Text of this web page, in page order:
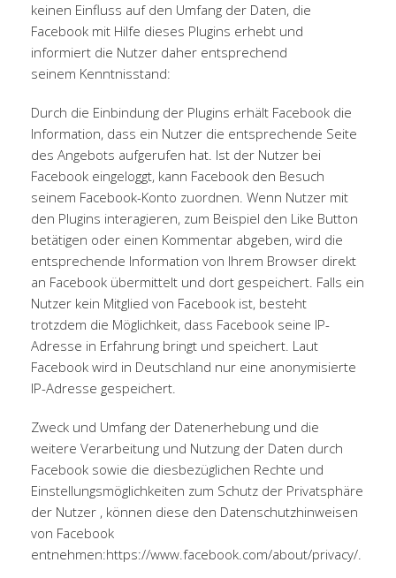
keinen Einfluss auf den Umfang der Daten, die
Facebook mit Hilfe dieses Plugins erhebt und
informiert die Nutzer daher entsprechend
seinem Kenntnisstand:
Durch die Einbindung der Plugins erhält Facebook die
Information, dass ein Nutzer die entsprechende Seite
des Angebots aufgerufen hat. Ist der Nutzer bei
Facebook eingeloggt, kann Facebook den Besuch
seinem Facebook-Konto zuordnen. Wenn Nutzer mit
den Plugins interagieren, zum Beispiel den Like Button
betätigen oder einen Kommentar abgeben, wird die
entsprechende Information von Ihrem Browser direkt
an Facebook übermittelt und dort gespeichert. Falls ein
Nutzer kein Mitglied von Facebook ist, besteht
trotzdem die Möglichkeit, dass Facebook seine IP-
Adresse in Erfahrung bringt und speichert. Laut
Facebook wird in Deutschland nur eine anonymisierte
IP-Adresse gespeichert.
Zweck und Umfang der Datenerhebung und die
weitere Verarbeitung und Nutzung der Daten durch
Facebook sowie die diesbezüglichen Rechte und
Einstellungsmöglichkeiten zum Schutz der Privatsphäre
der Nutzer , können diese den Datenschutzhinweisen
von Facebook
entnehmen:https://www.facebook.com/about/privacy/.